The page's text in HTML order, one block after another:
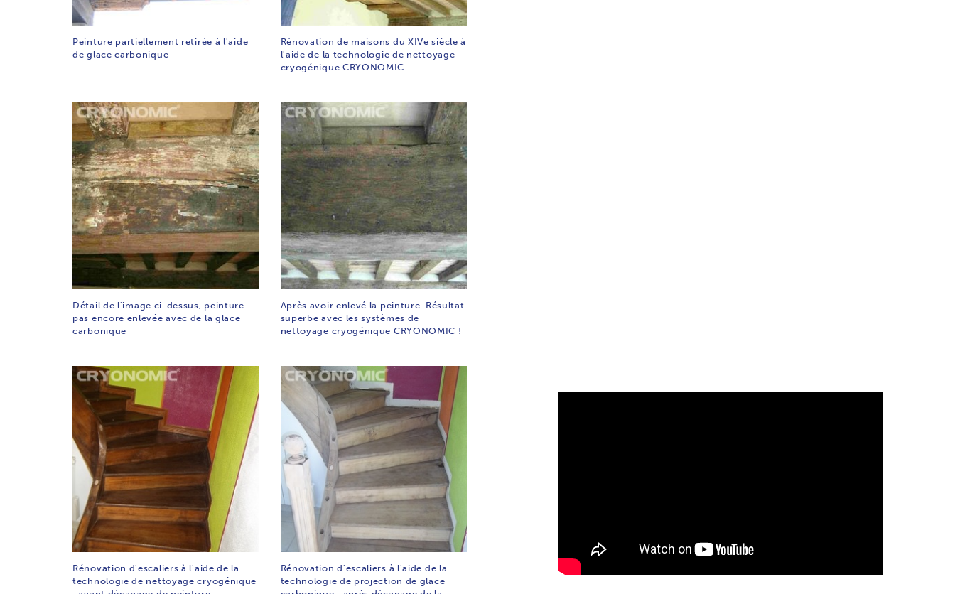
Peinture partiellement retirée à l'aide
de glace carbonique
Rénovation de maisons du XIVe siècle à
l'aide de la technologie de nettoyage
cryogénique CRYONOMIC
Détail de l'image ci-dessus, peinture
pas encore enlevée avec de la glace
carbonique
Après avoir enlevé la peinture. Résultat
superbe avec les systèmes de
nettoyage cryogénique CRYONOMIC !
Rénovation d'escaliers à l'aide de la
technologie de nettoyage cryogénique
Rénovation d'escaliers à l'aide de la
technologie de projection de glace